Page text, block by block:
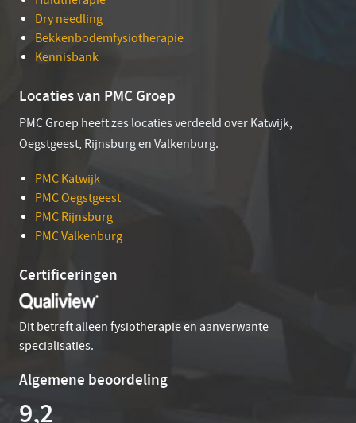
Dry needling
Bekkenbodemfysiotherapie
Kennisbank
Locaties van PMC Groep
PMC Groep heeft zes locaties verdeeld over Katwijk,
Oegstgeest, Rijnsburg en Valkenburg.
PMC Katwijk
PMC Oegstgeest
PMC Rijnsburg
PMC Valkenburg
Certificeringen
Dit betreft alleen fysiotherapie en aanverwante
specialisaties.
Algemene beoordeling
9,2